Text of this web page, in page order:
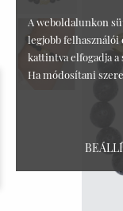
A weboldalunkon
legjobb
kattintva elfogadja
Ha módosítani